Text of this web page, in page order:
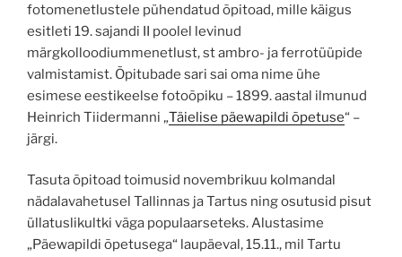
fotomenetlustele pühendatud õpitoad, mille käigus
esitleti 19. sajandi II poolel levinud
märgkolloodiummenetlust, st ambro- ja ferrotüüpide
valmistamist. Õpitubade sari sai oma nime ühe
esimese eestikeelse fotoõpiku – 1899. aastal ilmunud
Heinrich Tiidermanni „Täielise päewapildi õpetuse“ –
järgi.
Tasuta õpitoad toimusid novembrikuu kolmandal
nädalavahetusel Tallinnas ja Tartus ning osutusid pisut
üllatuslikultki väga populaarseteks. Alustasime
„Päewapildi õpetusega“ laupäeval, 15.11., mil Tartu